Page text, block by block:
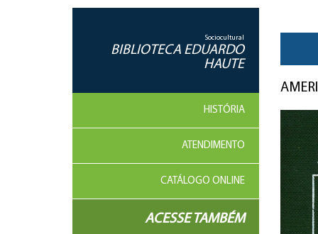
Sociocultural
BIBLIOTECA EDUARDO
HAUTE
HISTÓRIA
ATENDIMENTO
CATÁLOGO ONLINE
ACESSE TAMBÉM